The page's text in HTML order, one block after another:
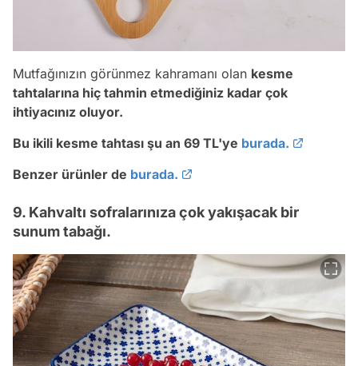
Mutfağınızın görünmez kahramanı olan kesme
tahtalarına hiç tahmin etmediğiniz kadar çok
ihtiyacınız oluyor.
Bu ikili kesme tahtası şu an 69 TL'ye burada.
Benzer ürünler de burada.
9. Kahvaltı sofralarınıza çok yakışacak bir
sunum tabağı.